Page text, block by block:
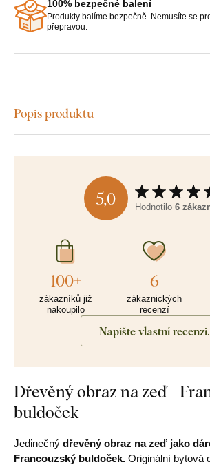
100% bezpečné balení
Produkty balíme bezpečně. Nemusíte se
přepravou.
Popis produktu
5,0 Hodnotilo 6
100+
zákazníků již
nakoupilo
6
zákaznických
recenzí
Napište vlastní recenzi.
Dřevěný obraz na zeď -
buldoček
Jedinečný dřevěný obraz na zeď jako
Francouzský buldoček. Originální bytová